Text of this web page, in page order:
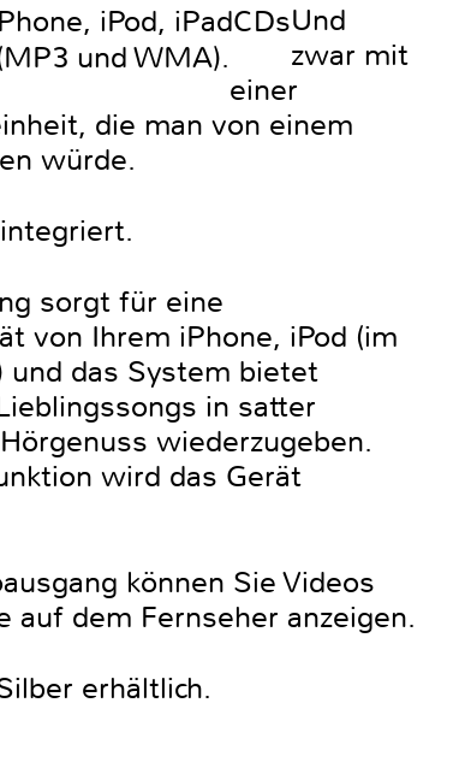
iPod, iPadCDs
und WMA).
Und
zwar mit
einer
die man von einem
würde.
sorgt für eine
von Ihrem iPhone, iPod (im
und das System bietet
in satter
wiederzugeben.
wird das Gerät
können Sie Videos
auf dem Fernseher anzeigen.
erhältlich.